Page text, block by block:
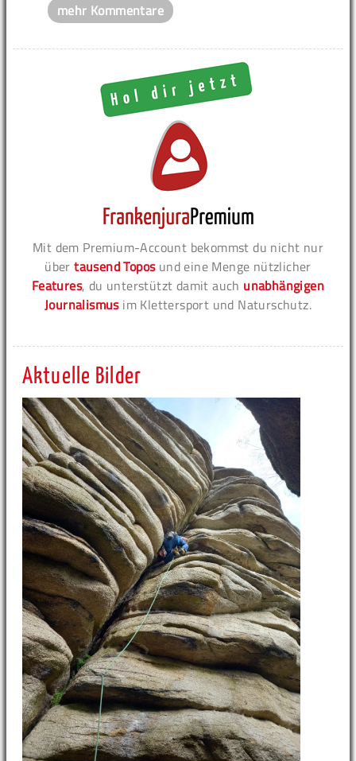
mehr Kommentare
Mit dem Premium-Account bekommst du nicht nur
übertausend Toposund eine Menge nützlicher
Features, du unterstützt damit auch unabhängigen
Journalismusim Klettersport und Naturschutz.
Aktuelle Bilder